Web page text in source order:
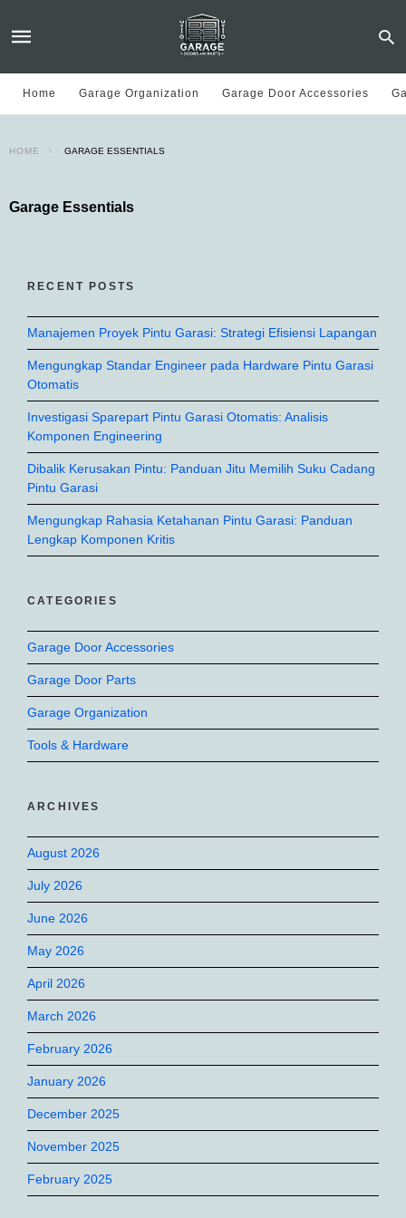
Home Garage Organization Garage Door Accessories
HOME GARAGE ESSENTIALS
Garage Essentials
RECENT POSTS
Manajemen Proyek Pintu Garasi: Strategi Efisiensi Lapangan
Mengungkap Standar Engineer pada Hardware Pintu Garasi
Otomatis
Investigasi Sparepart Pintu Garasi Otomatis: Analisis
Komponen Engineering
Dibalik Kerusakan Pintu: Panduan Jitu Memilih Suku Cadang
Pintu Garasi
Mengungkap Rahasia Ketahanan Pintu Garasi: Panduan
Lengkap Komponen Kritis
CATEGORIES
Garage Door Accessories
Garage Door Parts
Garage Organization
Tools & Hardware
ARCHIVES
August 2026
July 2026
June 2026
May 2026
April 2026
March 2026
February 2026
January 2026
December 2025
November 2025
February 2025